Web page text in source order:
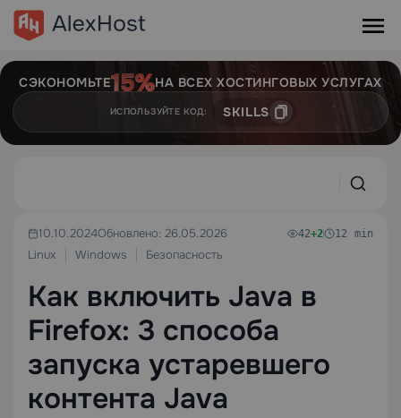
СЭКОНОМЬТЕ НА ВСЕХ ХОСТИНГОВЫХ УСЛУГАХ
ИСПОЛЬЗУЙТЕ КОД: SKILLS
10.10.2024Обновлено: 26.05.2026
Linux
Windows Безопасность
42+2 12 min
Как включить Java в
Firefox: 3 способа
запуска устаревшего
контента Java